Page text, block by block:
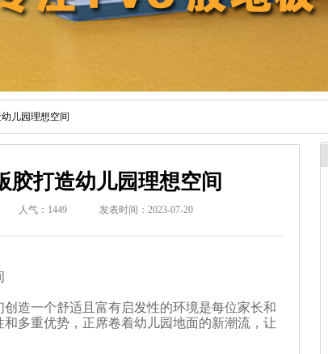
儿园理想空间
胶打造幼儿园理想空间
人气： 1449 发表时间：2023-07-20
造一个舒适且富有启发性的环境是每位家长和
多重优势，正席卷着幼儿园地面的新潮流，让